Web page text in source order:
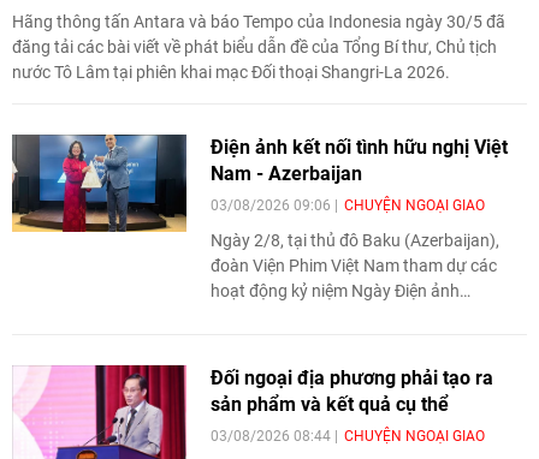
Hãng thông tấn Antara và báo Tempo của Indonesia ngày 30/5 đã
đăng tải các bài viết về phát biểu dẫn đề của Tổng Bí thư, Chủ tịch
nước Tô Lâm tại phiên khai mạc Đối thoại Shangri-La 2026.
Điện ảnh kết nối tình hữu nghị Việt
Nam - Azerbaijan
03/08/2026 09:06 CHUYỆN NGOẠI GIAO
Ngày 2/8, tại thủ đô Baku (Azerbaijan),
đoàn Viện Phim Việt Nam tham dự các
hoạt động kỷ niệm Ngày Điện ảnh
trao đổi về triển vọng hợp tác giữa cơ
quan điện ảnh hai nước.
Đối ngoại địa phương phải tạo ra
sản phẩm và kết quả cụ thể
03/08/2026 08:44 CHUYỆN NGOẠI GIAO